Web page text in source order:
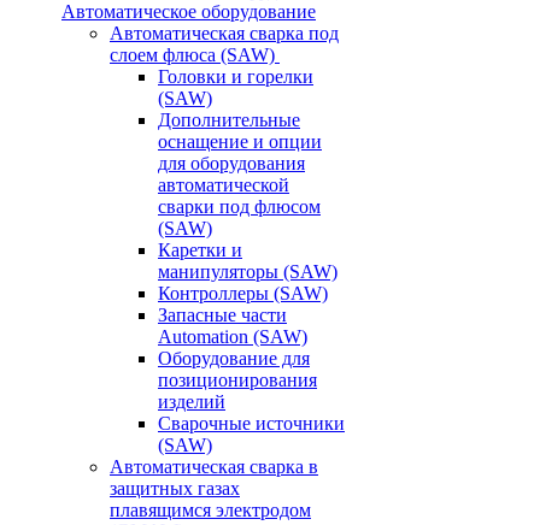
Автоматическое оборудование
Автоматическая сварка под
слоем флюса (SAW)
Головки и горелки
(SAW)
Дополнительные
оснащение и опции
для оборудования
автоматической
сварки под флюсом
(SAW)
Каретки и
манипуляторы (SAW)
Контроллеры (SAW)
Запасные части
Automation (SAW)
Оборудование для
позиционирования
изделий
Сварочные источники
(SAW)
Автоматическая сварка в
защитных газах
плавящимся электродом